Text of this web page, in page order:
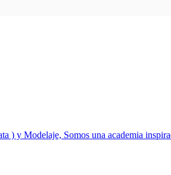
) y Modelaje, Somos una academia